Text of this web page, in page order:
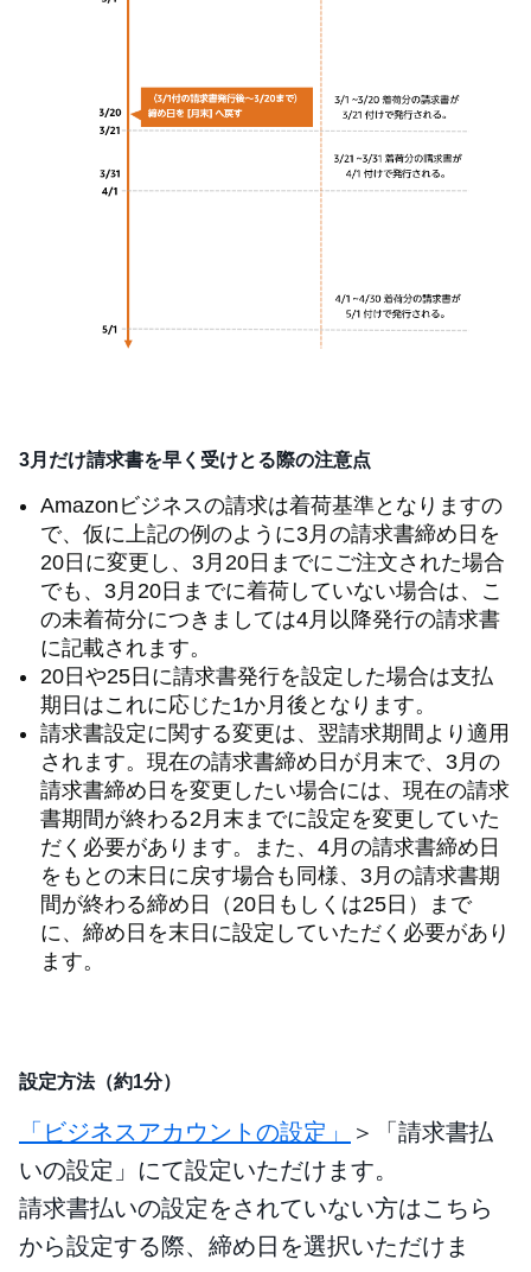
3月だけ請求書を早く受けとる際の注意点
Amazonビジネスの請求は着荷基準となりますの
で、仮に上記の例のように3月の請求書締め日を
20日に変更し、3月20日までにご注文された場合
でも、3月20日までに着荷していない場合は、こ
の未着荷分につきましては4月以降発行の請求書
に記載されます。
20日や25日に請求書発行を設定した場合は支払
期日はこれに応じた1か月後となります。
請求書設定に関する変更は、翌請求期間より適用
されます。現在の請求書締め日が月末で、3月の
請求書締め日を変更したい場合には、現在の請求
書期間が終わる2月末までに設定を変更していた
だく必要があります。また、4月の請求書締め日
をもとの末日に戻す場合も同様、3月の請求書期
間が終わる締め日（20日もしくは25日）まで
に、締め日を末日に設定していただく必要があり
ます。
設定方法（約1分）
「ビジネスアカウントの設定」
＞「請求書払
いの設定」にて設定いただけます。
請求書払いの設定をされていない方はこちら
から設定する際、締め日を選択いただけま